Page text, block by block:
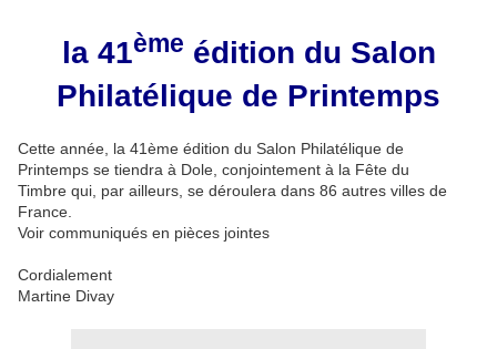
la 41ème édition du Salon
Philatélique de Printemps
Cette année, la 41ème édition du Salon Philatélique de
Printemps se tiendra à Dole, conjointement à la Fête du
Timbre qui, par ailleurs, se déroulera dans 86 autres villes de
France.
Voir communiqués en pièces jointes
Cordialement
Martine Divay